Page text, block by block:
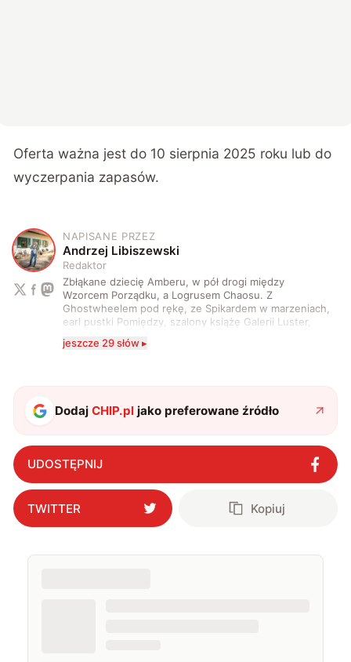
Oferta ważna jest do 10 sierpnia 2025 roku lub do
wyczerpania zapasów.
A
NAPISANE PRZEZ
Andrzej Libiszewski
Redaktor
Zbłąkane dziecię Amberu, w pół drogi między
Wzorcem Porządku, a Logrusem Chaosu. Z
Ghostwheelem pod rękę, ze Spikardem w marzeniach,
earl pustki Pomiędzy, szalony książę Galerii Luster,
serio? Pisaniem o szeroko pojętej technice o zajmuję
i gram w gry :)
jeszcze 29 słów ▸
DodajCHIP.pl jako preferowane źródło
UDOSTĘPNIJ
TWITTER Kopiuj